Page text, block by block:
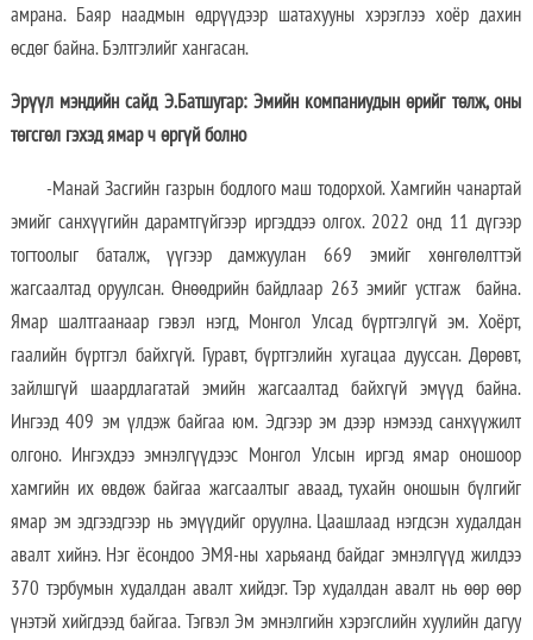
амрана. Баяр наадмын өдрүүдээр шатахууны хэрэглээ хоёр дахин
өсдөг байна. Бэлтгэлийг хангасан.
Эрүүл мэндийн сайд Э.Батшугар: Эмийн компаниудын өрийг төлж, оны
төгсгөл гэхэд ямар ч өргүй болно
-Манай Засгийн газрын бодлого маш тодорхой. Хамгийн чанартай
эмийг санхүүгийн дарамтгүйгээр иргэддээ олгох. 2022 онд 11 дүгээр
тогтоолыг баталж, үүгээр дамжуулан 669 эмийг хөнгөлөлттэй
жагсаалтад оруулсан. Өнөөдрийн байдлаар 263 эмийг устгаж байна.
Ямар шалтгаанаар гэвэл нэгд, Монгол Улсад бүртгэлгүй эм. Хоёрт,
гаалийн бүртгэл байхгүй. Гуравт, бүртгэлийн хугацаа дууссан. Дөрөвт,
зайлшгүй шаардлагатай эмийн жагсаалтад байхгүй эмүүд байна.
Ингээд 409 эм үлдэж байгаа юм. Эдгээр эм дээр нэмээд санхүүжилт
олгоно. Ингэхдээ эмнэлгүүдээс Монгол Улсын иргэд ямар оношоор
хамгийн их өвдөж байгаа жагсаалтыг аваад, тухайн оношын бүлгийг
ямар эм эдгээдгээр нь эмүүдийг оруулна. Цаашлаад нэгдсэн худалдан
авалт хийнэ. Нэг ёсондоо ЭМЯ-ны харьяанд байдаг эмнэлгүүд жилдээ
370 тэрбумын худалдан авалт хийдэг. Тэр худалдан авалт нь өөр өөр
үнэтэй хийгдээд байгаа. Тэгвэл Эм эмнэлгийн хэрэгслийн хуулийн дагуу